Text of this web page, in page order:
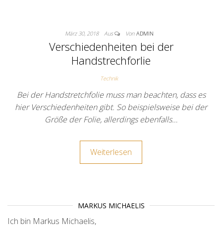
März 30, 2018 Aus Von ADMIN
Verschiedenheiten bei der
Handstrechforlie
Technik
Bei der Handstretchfolie muss man beachten, dass es
hier Verschiedenheiten gibt. So beispielsweise bei der
Größe der Folie, allerdings ebenfalls…
Weiterlesen
MARKUS MICHAELIS
Ich bin Markus Michaelis,